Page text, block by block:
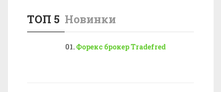
ТОП 5 Новинки
Форекс брокер Tradefred